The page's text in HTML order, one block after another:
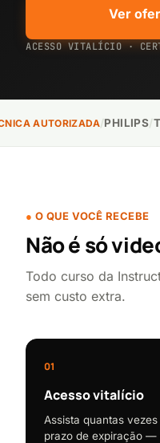
Quero adquirir
Ver
ACESSO VITALÍCIO ·
AUTORIZADA/PHILIPS/
O QUE VOCÊ RECEBE
Não é só
Todo curso da
sem custo extra.
01
Acesso vitalício
Assista quantas
prazo de expiração —